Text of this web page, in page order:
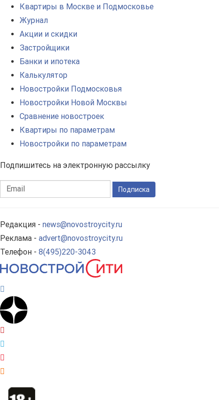
Квартиры в Москве и Подмосковье
Журнал
Акции и скидки
Застройщики
Банки и ипотека
Калькулятор
Новостройки Подмосковья
Новостройки Новой Москвы
Сравнение новостроек
Квартиры по параметрам
Новостройки по параметрам
Подпишитесь на электронную рассылку
Подписка
Редакция - news@novostroycity.ru
Реклама - advert@novostroycity.ru
Телефон - 8(495)220-3043